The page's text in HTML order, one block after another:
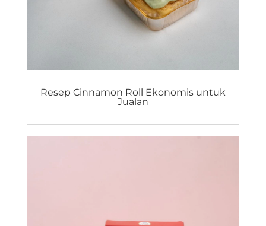
Resep Cinnamon Roll Ekonomis untuk
Jualan